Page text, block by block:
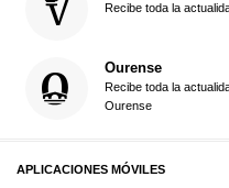
Recibe toda la
Ourense
Recibe toda la
Ourense
APLICACIONES MÓVILES